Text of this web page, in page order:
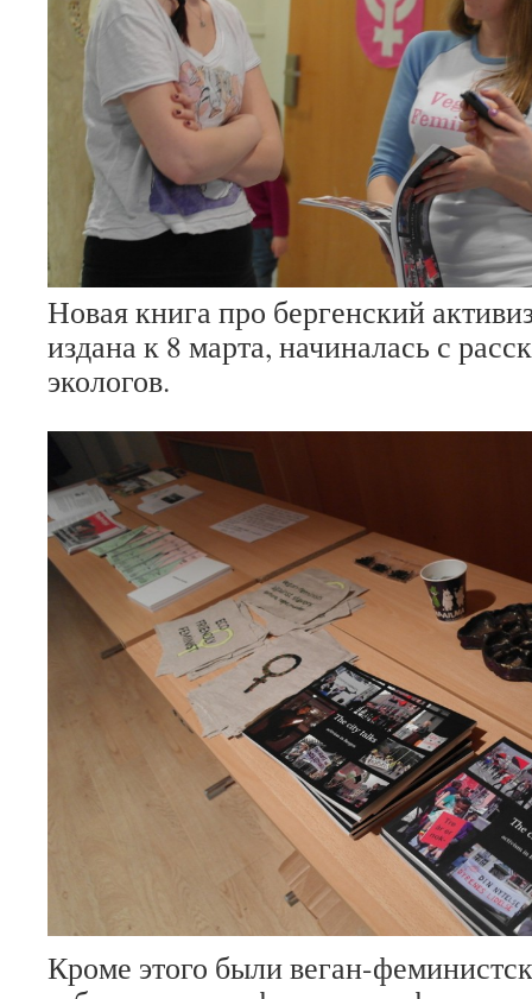
Новая книга про бергенский
издана к 8 марта, начиналась с
экологов.
Кроме этого были веган-